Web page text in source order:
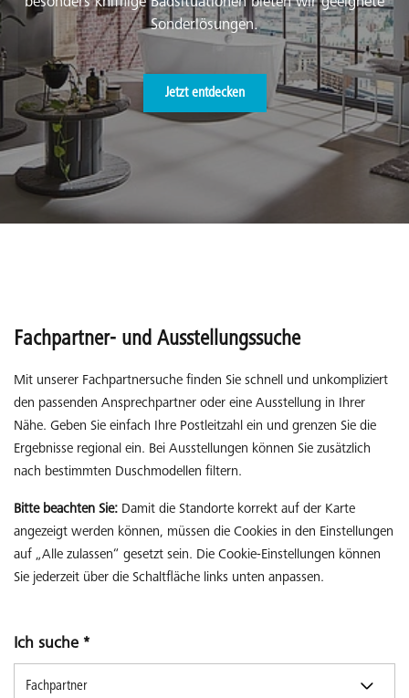
Sonderlösungen.
Jetzt entdecken
Fachpartner- und Ausstellungssuche
Mit unserer Fachpartnersuche finden Sie schnell und unkompliziert
den passenden Ansprechpartner oder eine Ausstellung in Ihrer
Nähe. Geben Sie einfach Ihre Postleitzahl ein und grenzen Sie die
Ergebnisse regional ein. Bei Ausstellungen können Sie zusätzlich
nach bestimmten Duschmodellen filtern.
Bitte beachten Sie: Damit die Standorte korrekt auf der Karte
angezeigt werden können, müssen die Cookies in den Einstellungen
auf „Alle zulassen“ gesetzt sein. Die Cookie-Einstellungen können
Sie jederzeit über die Schaltfläche links unten anpassen.
Ich suche *